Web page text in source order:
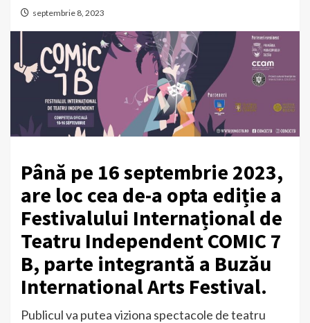
septembrie 8, 2023
Până pe 16 septembrie 2023,
are loc cea de-a opta ediție a
Festivalului Internațional de
Teatru Independent COMIC 7
B, parte integrantă a Buzău
International Arts Festival.
Publicul va putea viziona spectacole de teatru